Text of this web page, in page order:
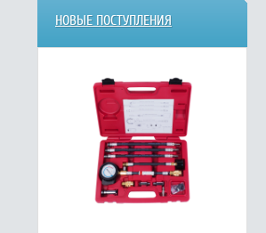
НОВЫЕ ПОСТУПЛЕНИЯ